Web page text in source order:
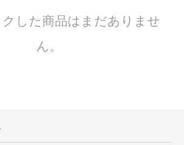
した商品はまだありませ
ん。